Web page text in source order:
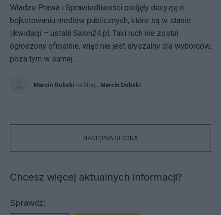
Władze Prawa i Sprawiedliwości podjęły decyzję o
bojkotowaniu mediów publicznych, które są w stanie
likwidacji – ustalił Salon24.pl. Taki ruch nie został
ogłoszony oficjalnie, więc nie jest słyszalny dla wyborców,
poza tym w samej...
Marcin Dobski na blogu Marcin Dobski
NASTĘPNA STRONA
Chcesz więcej aktualnych informacji?
Sprawdź: